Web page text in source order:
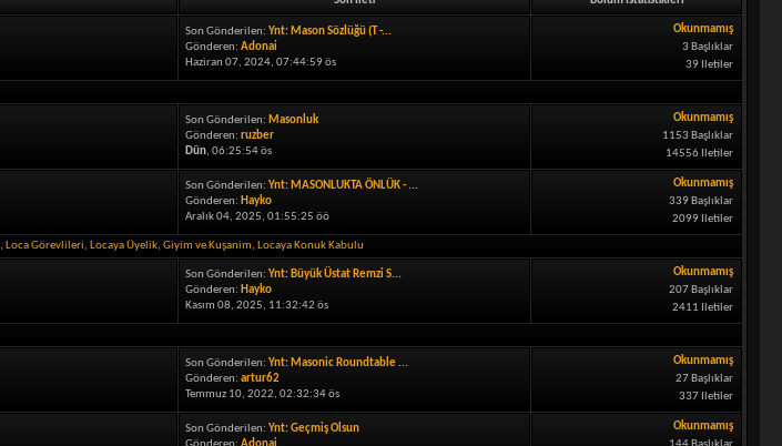
Son Gönderilen: Ynt: Mason Sözlüğü (T -...
Gönderen: Adonai
Haziran 07, 2024, 07:44:59 ös
Okunmamış
3 Başlıklar
39 Iletiler
Son Gönderilen: Masonluk
Gönderen: ruzber
Dün, 06:25:54 ös
Okunmamış
1153 Başlıklar
14556 Iletiler
Son Gönderilen: Ynt: MASONLUKTA ÖNLÜK - ...
Gönderen: Hayko
Aralık 04, 2025, 01:55:25 öö
Okunmamış
339 Başlıklar
2099 Iletiler
, Loca Görevlileri, Locaya Üyelik,Giyim ve Kuşanim, Locaya Konuk Kabulu
Son Gönderilen: Ynt: Büyük Üstat Remzi S...
Gönderen: Hayko
Kasım 08, 2025, 11:32:42 ös
Okunmamış
207 Başlıklar
2411 Iletiler
Son Gönderilen: Ynt: Masonic Roundtable ...
Gönderen: artur62
Temmuz 10, 2022, 02:32:34 ös
Okunmamış
27 Başlıklar
337 Iletiler
Son Gönderilen: Ynt: Geçmiş Olsun
Okunmamış